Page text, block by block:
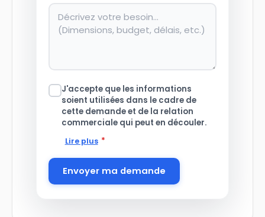
J'accepte que les informations
soient utilisées dans le cadre de
cette demande et de la relation
commerciale qui peut en découler.
Lire plus *
Envoyer ma demande